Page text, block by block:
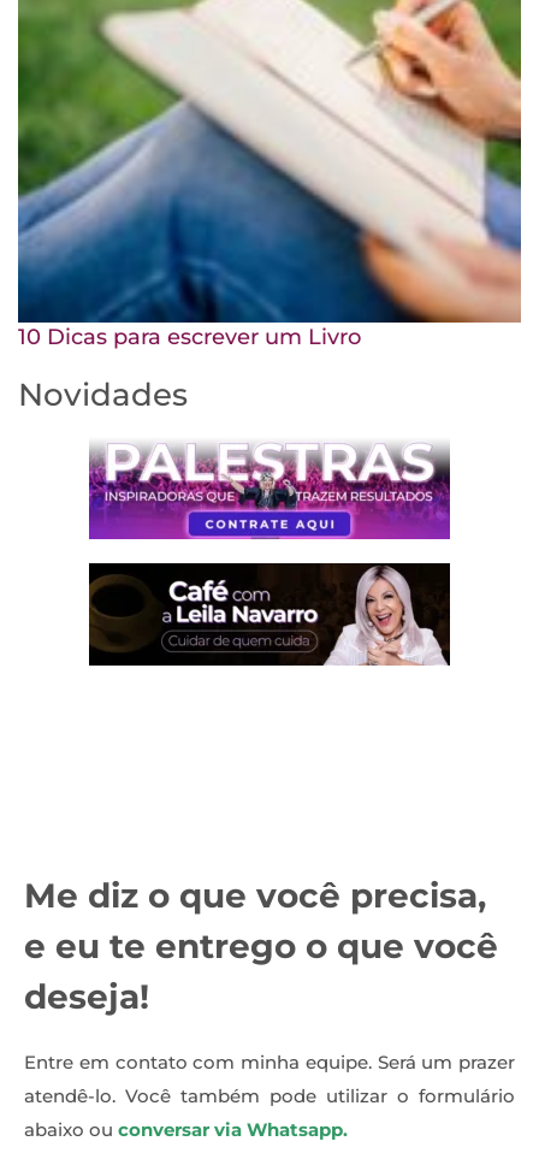
10 Dicas para escrever um Livro
Novidades
Me diz o que você precisa,
e eu te entrego o que você
deseja!
Entre em contato com minha equipe. Será um prazer
atendê-lo. Você também pode utilizar o formulário
abaixo ou conversar via Whatsapp.